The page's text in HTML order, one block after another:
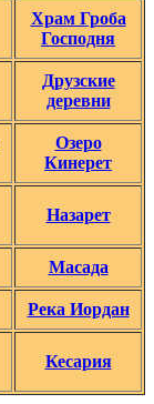
Храм Гроба
Господня
Друзские
деревни
Озеро
Кинерет
Назарет
Масада
Река Иордан
Кесария